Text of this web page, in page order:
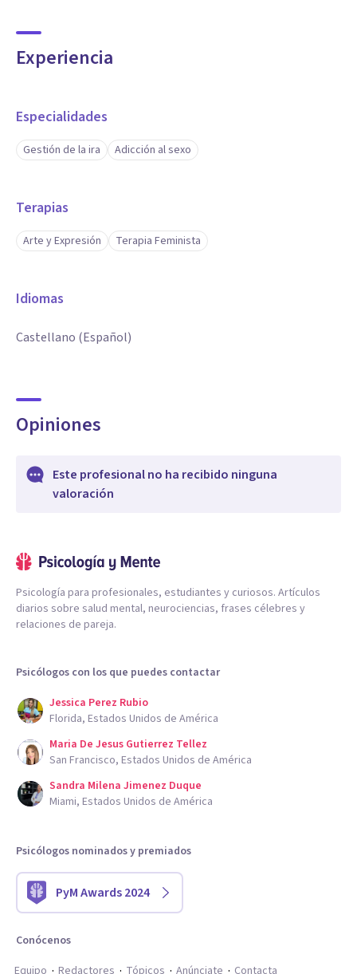
Experiencia
Especialidades
Gestión de la ira Adicción al sexo
Terapias
Arte y Expresión Terapia Feminista
Idiomas
Castellano (Español)
Opiniones
Este profesional no ha recibido ninguna
valoración
Psicología para profesionales, estudiantes y curiosos. Artículos
diarios sobre salud mental, neurociencias, frases célebres y
relaciones de pareja.
Psicólogos con los que puedes contactar
Jessica Perez Rubio
Florida, Estados Unidos de América
Maria De Jesus Gutierrez Tellez
San Francisco, Estados Unidos de América
Sandra Milena Jimenez Duque
Miami, Estados Unidos de América
Psicólogos nominados y premiados
PyM Awards 2024
Conócenos
Equipo
Redactores Tópicos Anúnciate Contacta